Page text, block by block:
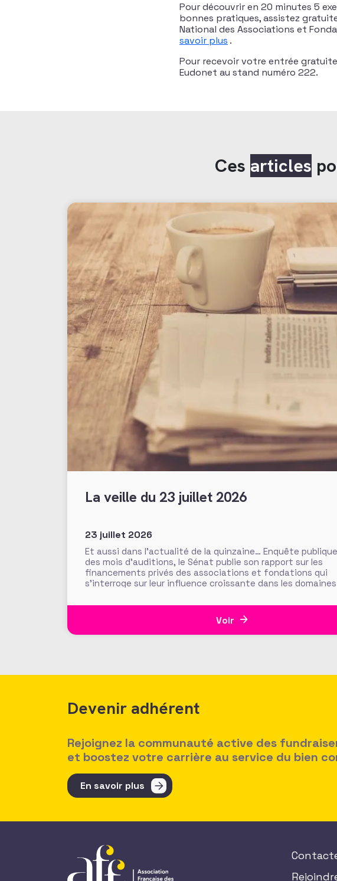
Pour découvrir en 20 minutes 5
bonnes pratiques, assistez
National des Associations et
savoir plus .
Pour recevoir votre entrée gratuite
Eudonet au stand numéro 222.
Ces articles
La veille du 23 juillet 2026
23 juillet 2026
Et aussi dans l’actualité de la quinzaine… Enquête
des mois d’auditions, le Sénat publie son rapport sur les
financements privés des associations et fondations qui
s’interroge sur leur influence croissante dans les
abritées, prévention des conflits d’intérêt et définition
Voir
Devenir adhérent
Rejoignez la communauté active des
et boostez votre carrière au service du bien
En savoir plus